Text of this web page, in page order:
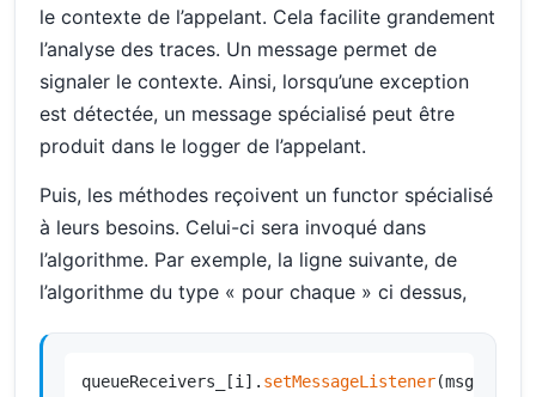
le contexte de l’appelant. Cela facilite grandement
l’analyse des traces. Un message permet de
signaler le contexte. Ainsi, lorsqu’une exception
est détectée, un message spécialisé peut être
produit dans le logger de l’appelant.
Puis, les méthodes reçoivent un functor spécialisé
à leurs besoins. Celui-ci sera invoqué dans
l’algorithme. Par exemple, la ligne suivante, de
l’algorithme du type « pour chaque » ci dessus,
queueReceivers_[i]. setMessageListener